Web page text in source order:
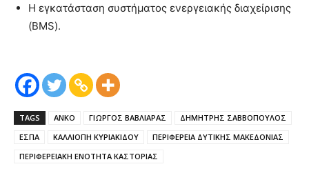
Η εγκατάσταση συστήματος ενεργειακής διαχείρισης
(BMS).
TAGS ΑΝΚΟ ΓΙΩΡΓΟΣ ΒΑΒΛΙΑΡΑΣ
ΔΗΜΗΤΡΗΣ ΣΑΒΒΟΠΟΥΛΟΣ
ΕΣΠΑ
ΚΑΛΛΙΟΠΗ ΚΥΡΙΑΚΙΔΟΥ
ΠΕΡΙΦΕΡΕΙΑ ΔΥΤΙΚΗΣ ΜΑΚΕΔΟΝΙΑΣ
ΠΕΡΙΦΕΡΕΙΑΚΗ ΕΝΟΤΗΤΑ ΚΑΣΤΟΡΙΑΣ